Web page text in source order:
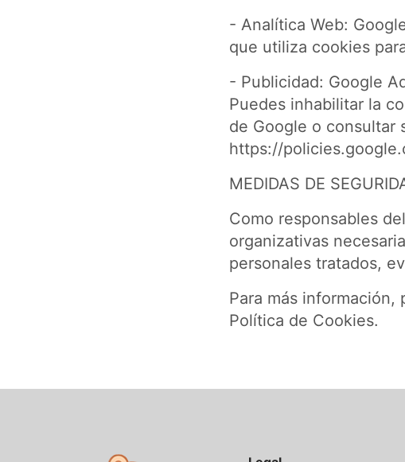
- Analítica Web:
que utiliza cookies
- Publicidad: Google
Puedes inhabilitar la
de Google o consultar
https://
MEDIDAS DE
Como responsables
organizativas
personales tratados,
Para más información,
Política de Cookies.